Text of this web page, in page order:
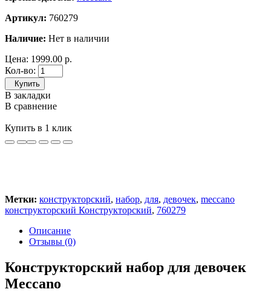
Артикул: 760279
Наличие: Нет в наличии
Цена: 1999.00 р.
Кол-во:
Купить
В закладки
В сравнение
Купить в 1 клик
Метки: конструкторский, набор, для, девочек, meccano
конструкторский Конструкторский, 760279
Описание
Отзывы (0)
Конструкторский набор для девочек
Meccano